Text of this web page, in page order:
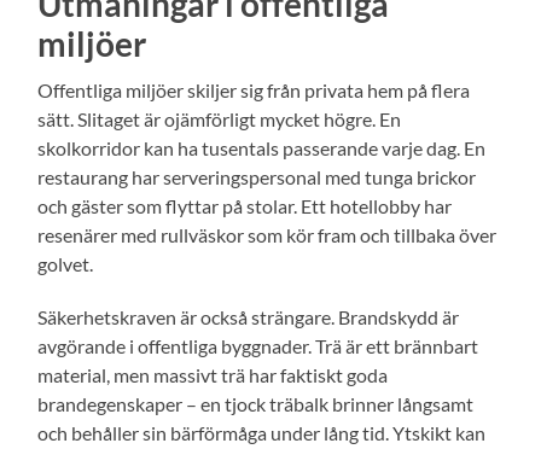
miljöer
Offentliga miljöer skiljer sig från privata hem på flera
sätt. Slitaget är ojämförligt mycket högre. En
skolkorridor kan ha tusentals passerande varje dag. En
restaurang har serveringspersonal med tunga brickor
och gäster som flyttar på stolar. Ett hotellobby har
resenärer med rullväskor som kör fram och tillbaka över
golvet.
Säkerhetskraven är också strängare. Brandskydd är
avgörande i offentliga byggnader. Trä är ett brännbart
material, men massivt trä har faktiskt goda
brandegenskaper – en tjock träbalk brinner långsamt
och behåller sin bärförmåga under lång tid. Ytskikt kan